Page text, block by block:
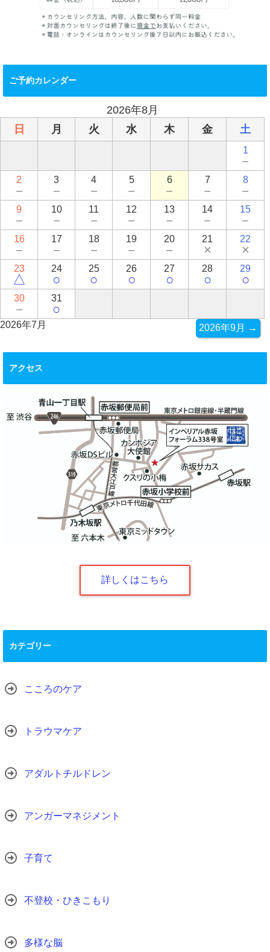
ご予約カレンダー
2026年8月
日
月 火 水 木 金 土
1
－
2
－
3
－
4
－
5
－
6
－
7
－
8
－
9
－
10
－
11
－
12
－
13
－
14
－
15
－
16
－
17
－
18
－
19
－
20
－
21
×
22
×
23
△
24
○
25
○
26
○
27
○
28
○
29
○
30
－
31
○
2026年7月 2026年9月 →
アクセス
詳しくはこちら
カテゴリー
こころのケア
トラウマケア
アダルトチルドレン
アンガーマネジメント
子育て
不登校・ひきこもり
多様な脳